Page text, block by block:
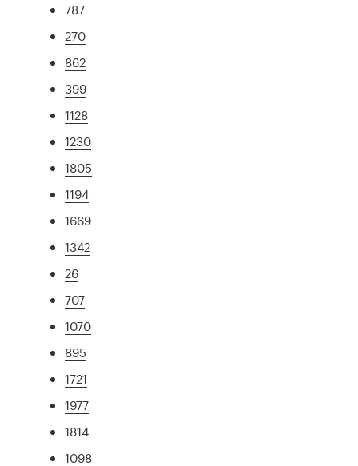
787
270
862
399
1128
1230
1805
1194
1669
1342
26
707
1070
895
1721
1977
1814
1098